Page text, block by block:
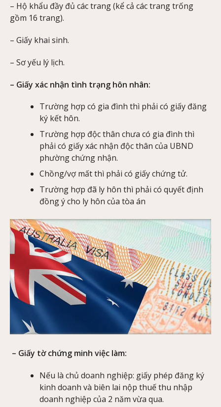
– Hộ khẩu đầy đủ các trang (kể cả các trang trống
gồm 16 trang).
– Giấy khai sinh.
– Sơ yếu lý lịch.
– Giấy xác nhận tình trạng hôn nhân:
Trường hợp có gia đình thì phải có giấy đăng
ký kết hôn.
Trường hợp độc thân chưa có gia đình thì
phải có giấy xác nhận độc thân của UBND
phường chứng nhận.
Chồng/vợ mất thì phải có giấy chứng tử.
Trường hợp đã ly hôn thì phải có quyết định
đồng ý cho ly hôn của tòa án
– Giấy tờ chứng minh việc làm:
Nếu là chủ doanh nghiệp: giấy phép đăng ký
kinh doanh và biên lai nộp thuế thu nhập
doanh nghiệp của 2 năm vừa qua.